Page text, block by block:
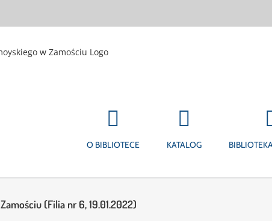
O BIBLIOTECE KATALOG
(Filia nr 6, 19.01.2022)